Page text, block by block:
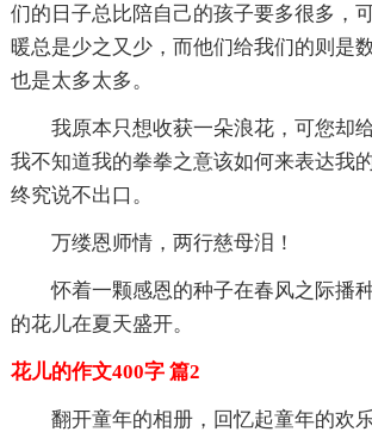
们的日子总比陪自己的孩子要多很多，
暖总是少之又少，而他们给我们的则是
也是太多太多。
我原本只想收获一朵浪花，可您却
我不知道我的拳拳之意该如何来表达我
终究说不出口。
万缕恩师情，两行慈母泪！
怀着一颗感恩的种子在春风之际播
的花儿在夏天盛开。
花儿的作文400字 篇2
翻开童年的相册，回忆起童年的欢